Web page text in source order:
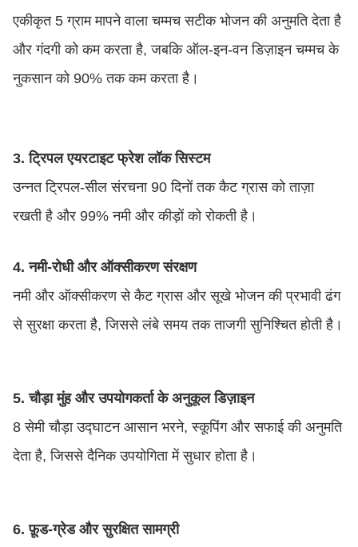
एकीकृत 5 ग्राम मापने वाला चम्मच सटीक भोजन की अनुमति देता है
और गंदगी को कम करता है, जबकि ऑल-इन-वन डिज़ाइन चम्मच के
नुकसान को 90% तक कम करता है।
3. ट्रिपल एयरटाइट फ्रेश लॉक सिस्टम
उन्नत ट्रिपल-सील संरचना 90 दिनों तक कैट ग्रास को ताज़ा
रखती है और 99% नमी और कीड़ों को रोकती है।
4. नमी-रोधी और ऑक्सीकरण संरक्षण
नमी और ऑक्सीकरण से कैट ग्रास और सूखे भोजन की प्रभावी ढंग
से सुरक्षा करता है, जिससे लंबे समय तक ताजगी सुनिश्चित होती है।
5. चौड़ा मुंह और उपयोगकर्ता के अनुकूल डिज़ाइन
8 सेमी चौड़ा उद्घाटन आसान भरने, स्कूपिंग और सफाई की अनुमति
देता है, जिससे दैनिक उपयोगिता में सुधार होता है।
6. फ़ूड-ग्रेड और सुरक्षित सामग्री